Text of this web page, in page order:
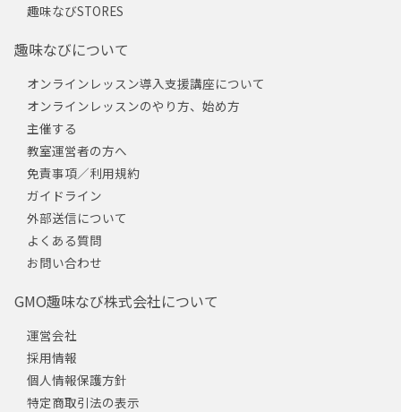
趣味なびSTORES
趣味なびについて
オンラインレッスン導入支援講座について
オンラインレッスンのやり方、始め方
主催する
教室運営者の方へ
免責事項／利用規約
ガイドライン
外部送信について
よくある質問
お問い合わせ
GMO趣味なび株式会社について
運営会社
採用情報
個人情報保護方針
特定商取引法の表示